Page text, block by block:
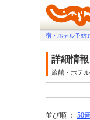
宿・ホテル予約
詳細情
旅館・ホテ
並び順 ： 50